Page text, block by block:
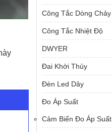
Công Tắc Dòng Chảy
Công Tắc Nhiệt Độ
DWYER
Đai Khởi Thủy
Đèn Led Dây
Đo Áp Suất
Cảm Biến Đo Áp Suất